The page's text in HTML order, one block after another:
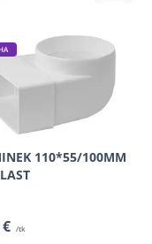
110*55/100MM
/tk